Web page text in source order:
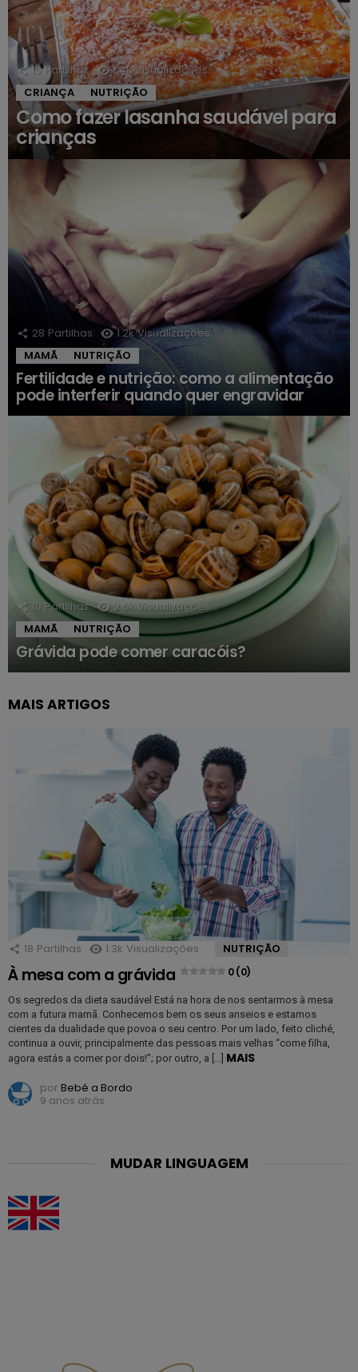
15 Partilhas 1.4k Visualizações
CRIANÇA
NUTRIÇÃO
Como fazer lasanha saudável para
crianças
28 Partilhas 1.2k Visualizações
MAMÃ
NUTRIÇÃO
Fertilidade e nutrição: como a alimentação
pode interferir quando quer engravidar
10 Partilhas 2.6k Visualizações
MAMÃ
NUTRIÇÃO
Grávida pode comer caracóis?
MAIS ARTIGOS
18 Partilhas 1.3k Visualizações NUTRIÇÃO
À mesa com a grávida 0 (0)
Os segredos da dieta saudável Está na hora de nos sentarmos à mesa
com a futura mamã. Conhecemos bem os seus anseios e estamos
cientes da dualidade que povoa o seu centro. Por um lado, feito cliché,
continua a ouvir, principalmente das pessoas mais velhas “come filha,
agora estás a comer por dois!”; por outro, a […] MAIS
por Bebé a Bordo
9 anos atrás
MUDAR LINGUAGEM